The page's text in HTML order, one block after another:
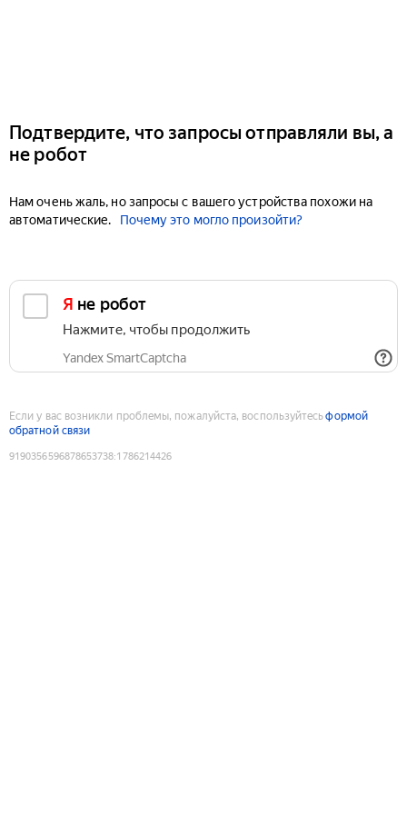
Подтвердите, что запросы отправляли вы, а
не робот
Нам очень жаль, но запросы с вашего устройства похожи на
автоматические.
Почему это могло произойти?
Я не робот
Нажмите, чтобы продолжить
Yandex SmartCaptcha
Если у вас возникли проблемы, пожалуйста, воспользуйтесьформой
обратной связи
9190356596878653738:1786214426